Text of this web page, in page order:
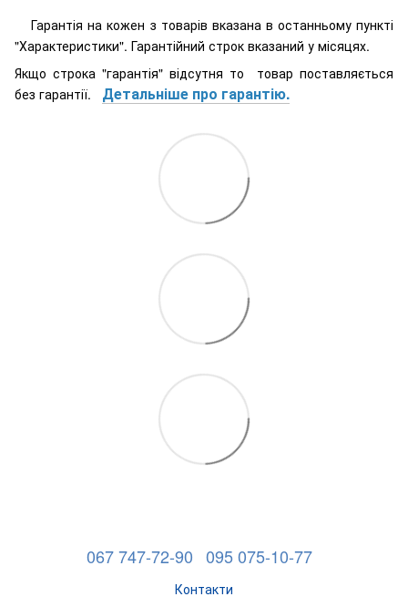
Гарантія на кожен з товарів вказана в останньому пункті
"Характеристики". Гарантійний строк вказаний у місяцях.
Якщо строка "гарантія" відсутня то товар поставляється
без гарантії. Детальніше про гарантію.
067 747-72-90 095 075-10-77
Контакти